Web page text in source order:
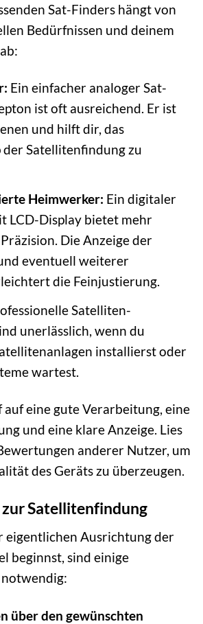
Sat-Finders hängt von
Bedürfnissen und deinem
Ein einfacher analoger Sat-
ist oft ausreichend. Er ist
und hilft dir, das
Satellitenfindung zu
Heimwerker: Ein digitaler
LCD-Display bietet mehr
Die Anzeige der
eventuell weiterer
die Feinjustierung.
Satelliten-
unerlässlich, wenn du
installierst oder
wartest.
auf eine gute Verarbeitung, eine
und eine klare Anzeige. Lies
anderer Nutzer, um
des Geräts zu überzeugen.
Satellitenfindung
eigentlichen Ausrichtung der
beginnst, sind einige
über den gewünschten